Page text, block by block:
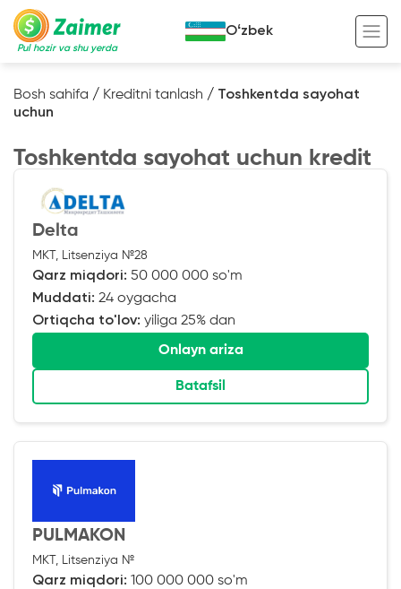
Pul hozir va shu yerda
Avto garov evaziga kredit
Ko’chmas mulk garov evaziga kredit
Maxsus texnika garov evaziga kredit
Kredit onlayn
Tadbirkorlar uchun onlayn kredit
O‘zini o‘zi band qilganlar uchun onlayn
Foydali
Kreditingizning hayotiy tsikli
Kalkulyator
Oʻzbek
Bosh sahifa / Kreditni tanlash / Toshkentda sayohat
uchun
Toshkentda sayohat uchun kredit
Delta
MKT, Litsenziya №28
Qarz miqdori: 50 000 000 so'm
Muddati: 24 oygacha
Ortiqcha to'lov: yiliga 25% dan
Onlayn ariza
Batafsil
PULMAKON
MKT, Litsenziya №
Qarz miqdori: 100 000 000 so'm